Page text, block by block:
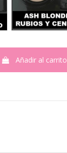
Añadir al carrito